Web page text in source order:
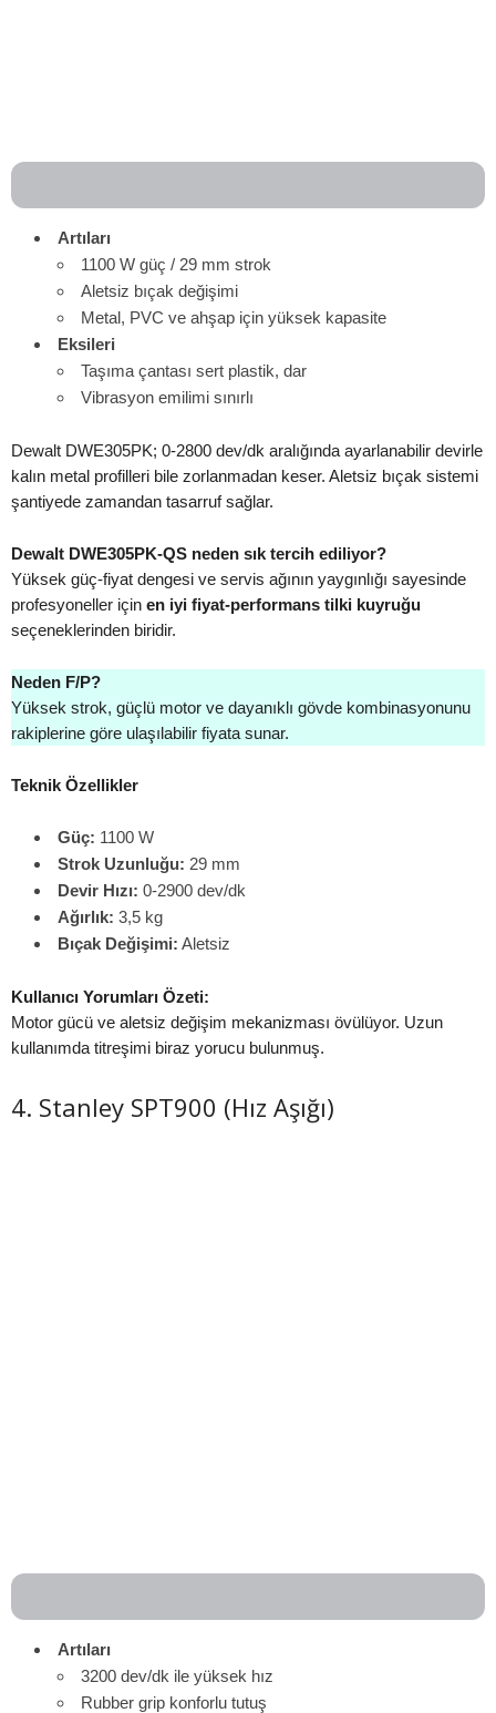
Artıları
1100 W güç / 29 mm strok
Aletsiz bıçak değişimi
Metal, PVC ve ahşap için yüksek kapasite
Eksileri
Taşıma çantası sert plastik, dar
Vibrasyon emilimi sınırlı
Dewalt DWE305PK; 0-2800 dev/dk aralığında ayarlanabilir devirle
kalın metal profilleri bile zorlanmadan keser. Aletsiz bıçak sistemi
şantiyede zamandan tasarruf sağlar.
Dewalt DWE305PK-QS neden sık tercih ediliyor?
Yüksek güç-fiyat dengesi ve servis ağının yaygınlığı sayesinde
profesyoneller için en iyi fiyat-performans tilki kuyruğu
seçeneklerinden biridir.
Neden F/P?
Yüksek strok, güçlü motor ve dayanıklı gövde kombinasyonunu
rakiplerine göre ulaşılabilir fiyata sunar.
Teknik Özellikler
Güç: 1100 W
Strok Uzunluğu: 29 mm
Devir Hızı: 0-2900 dev/dk
Ağırlık: 3,5 kg
Bıçak Değişimi: Aletsiz
Kullanıcı Yorumları Özeti:
Motor gücü ve aletsiz değişim mekanizması övülüyor. Uzun
kullanımda titreşimi biraz yorucu bulunmuş.
4. Stanley SPT900 (Hız Aşığı)
Artıları
3200 dev/dk ile yüksek hız
Rubber grip konforlu tutuş